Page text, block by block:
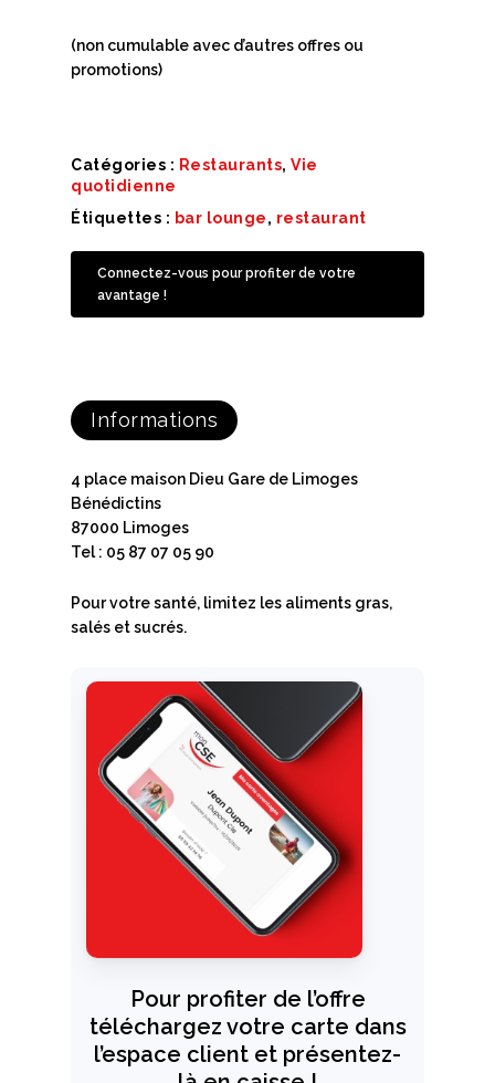
(non cumulable avec d’autres offres ou
promotions)
Catégories : Restaurants, Vie
quotidienne
Étiquettes : bar lounge, restaurant
Connectez-vous pour profiter de votre
avantage !
Informations
4 place maison Dieu Gare de Limoges
Bénédictins
87000 Limoges
Tel : 05 87 07 05 90
Pour votre santé, limitez les aliments gras,
salés et sucrés.
Pour profiter de l’offre
téléchargez votre carte dans
l’espace client et présentez-